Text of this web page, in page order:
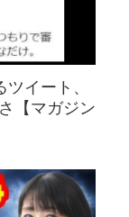
イート、
【マガジン